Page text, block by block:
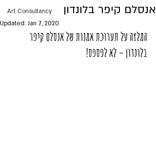
Art Consultancy
אנסלם קיפר בלונדון
Updated: Jan 7, 2020
המלצה על תערוכת אמנות של אנסלם קיפר
בלונדון – לא לפספס!